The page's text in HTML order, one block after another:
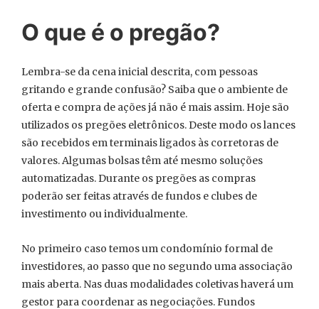
O que é o pregão?
Lembra-se da cena inicial descrita, com pessoas
gritando e grande confusão? Saiba que o ambiente de
oferta e compra de ações já não é mais assim. Hoje são
utilizados os pregões eletrônicos. Deste modo os lances
são recebidos em terminais ligados às corretoras de
valores. Algumas bolsas têm até mesmo soluções
automatizadas. Durante os pregões as compras
poderão ser feitas através de fundos e clubes de
investimento ou individualmente.
No primeiro caso temos um condomínio formal de
investidores, ao passo que no segundo uma associação
mais aberta. Nas duas modalidades coletivas haverá um
gestor para coordenar as negociações. Fundos